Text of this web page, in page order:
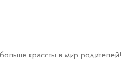
красоты в мир родителей!